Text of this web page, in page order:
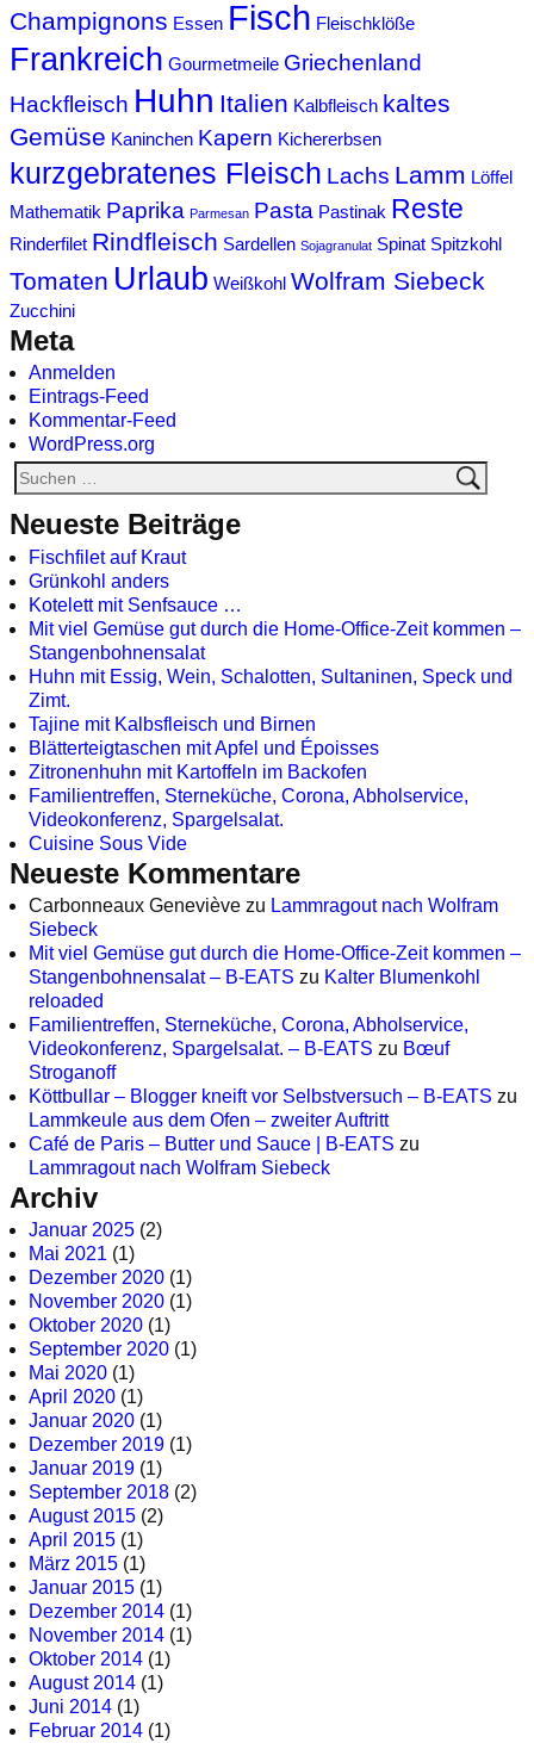
Champignons Essen Fisch Fleischklöße
Frankreich Gourmetmeile Griechenland
Hackfleisch Huhn Italien Kalbfleisch kaltes
Gemüse Kaninchen Kapern Kichererbsen
kurzgebratenes Fleisch Lachs Lamm Löffel
Mathematik Paprika Parmesan Pasta Pastinak Reste
Rinderfilet Rindfleisch Sardellen Sojagranulat Spinat Spitzkohl
Tomaten Urlaub Weißkohl Wolfram Siebeck
Zucchini
Meta
Anmelden
Eintrags-Feed
Kommentar-Feed
WordPress.org
Neueste Beiträge
Fischfilet auf Kraut
Grünkohl anders
Kotelett mit Senfsauce …
Mit viel Gemüse gut durch die Home-Office-Zeit kommen –
Stangenbohnensalat
Huhn mit Essig, Wein, Schalotten, Sultaninen, Speck und
Zimt.
Tajine mit Kalbsfleisch und Birnen
Blätterteigtaschen mit Apfel und Époisses
Zitronenhuhn mit Kartoffeln im Backofen
Familientreffen, Sterneküche, Corona, Abholservice,
Videokonferenz, Spargelsalat.
Cuisine Sous Vide
Neueste Kommentare
Carbonneaux Geneviève zu Lammragout nach Wolfram
Siebeck
Mit viel Gemüse gut durch die Home-Office-Zeit kommen –
Stangenbohnensalat – B-EATS zu Kalter Blumenkohl
reloaded
Familientreffen, Sterneküche, Corona, Abholservice,
Videokonferenz, Spargelsalat. – B-EATS zu Bœuf
Stroganoff
Köttbullar – Blogger kneift vor Selbstversuch – B-EATS zu
Lammkeule aus dem Ofen – zweiter Auftritt
Café de Paris – Butter und Sauce | B-EATS zu
Lammragout nach Wolfram Siebeck
Archiv
Januar 2025 (2)
Mai 2021 (1)
Dezember 2020 (1)
November 2020 (1)
Oktober 2020 (1)
September 2020 (1)
Mai 2020 (1)
April 2020 (1)
Januar 2020 (1)
Dezember 2019 (1)
Januar 2019 (1)
September 2018 (2)
August 2015 (2)
April 2015 (1)
März 2015 (1)
Januar 2015 (1)
Dezember 2014 (1)
November 2014 (1)
Oktober 2014 (1)
August 2014 (1)
Juni 2014 (1)
Februar 2014 (1)